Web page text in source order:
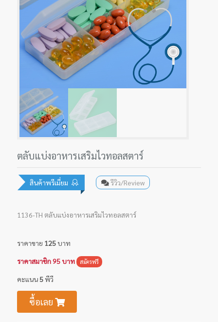
ตลับแบ่งอาหารเสริมไวทอลสตาร์
สินค้าพรีเมี่ยม รีวิว/Review
1136-TH ตลับแบ่งอาหารเสริมไวทอลสตาร์
ราคาขาย 125 บาท
ราคาสมาชิก 95 บาท สมัครฟรี
คะแนน5 พีวี
ซื้อเลย